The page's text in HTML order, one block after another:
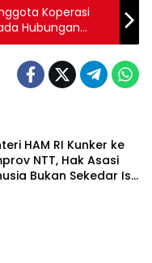
Koperasi
Hubungan
HAM RI Kunker ke
NTT, Hak Asasi
Bukan Sekedar Isu